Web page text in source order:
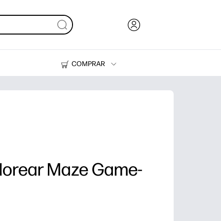
COMPRAR
Impresoras
Maze Game-